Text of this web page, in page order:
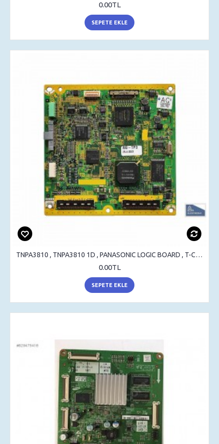
0.00TL
SEPETE EKLE
TNPA3810 , TNPA3810 1D , PANASONIC LOGIC BOARD , T-CON BOARD
0.00TL
SEPETE EKLE